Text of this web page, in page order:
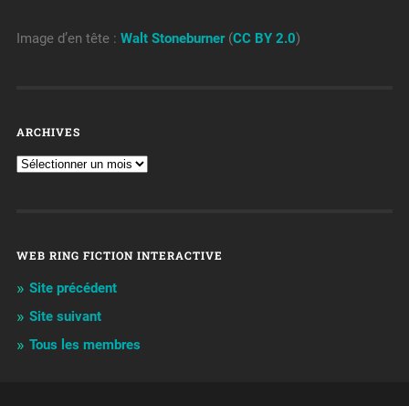
Image d’en tête : Walt Stoneburner(CC BY 2.0)
ARCHIVES
WEB RING FICTION INTERACTIVE
Site précédent
Site suivant
Tous les membres